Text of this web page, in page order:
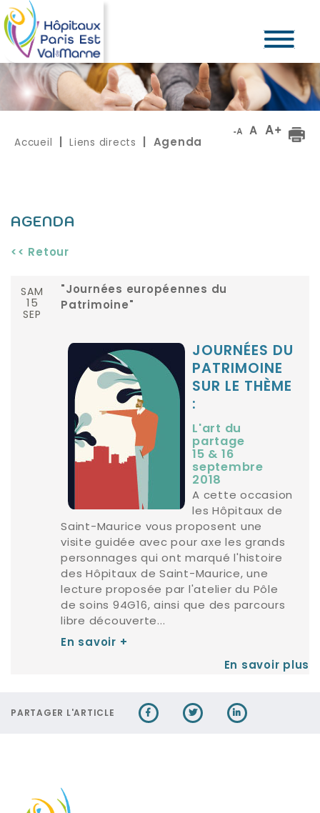
Accueil Liens directs | Agenda
AGENDA
<< Retour
SAM
15
SEP
"Journées européennes du
Patrimoine"
JOURNÉES DU
PATRIMOINE
SUR LE THÈME
:
L'art du
partage
15 & 16
septembre
2018
A cette occasion
les Hôpitaux de
Saint-Maurice vous proposent une
visite guidée avec pour axe les grands
personnages qui ont marqué l'histoire
des Hôpitaux de Saint-Maurice, une
lecture proposée par l'atelier du Pôle
de soins 94G16, ainsi que des parcours
libre découverte...
En savoir +
En savoir plus
PARTAGER L'ARTICLE